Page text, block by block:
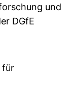
und
DGfE
für